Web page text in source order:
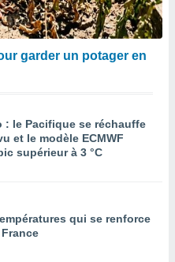
garder un potager en
: le Pacifique se réchauffe
et le modèle ECMWF
supérieur à 3 °C
qui se renforce